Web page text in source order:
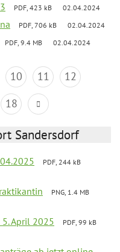
PDF, 423 kB 02.04.2024
PDF, 706 kB 02.04.2024
PDF, 9.4 MB 02.04.2024
10 11
12
18
Sandersdorf
PDF, 244 kB
PNG, 1.4 MB
April 2025
PDF, 99 kB